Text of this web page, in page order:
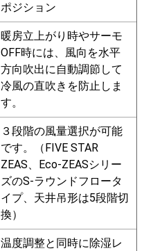
ポジション
暖房立上がり時やサーモ
OFF時には、風向を水平
方向吹出に自動調節して
冷風の直吹きを防止しま
す。
３段階の風量選択が可能
です。（FIVE STAR
ZEAS、Eco-ZEASシリー
ズのS-ラウンドフロータ
イプ、天井吊形は5段階切
換）
温度調整と同時に除湿レ